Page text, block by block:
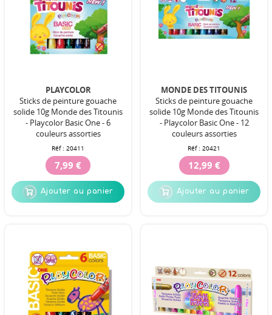
PLAYCOLOR
Sticks de peinture gouache
solide 10g Monde des Titounis
- Playcolor Basic One - 6
couleurs assorties
Réf : 20411
7,99 €
Ajouter au panier
MONDE DES TITOUNIS
Sticks de peinture gouache
solide 10g Monde des Titounis
- Playcolor Basic One - 12
couleurs assorties
Réf : 20421
12,99 €
Ajouter au panier